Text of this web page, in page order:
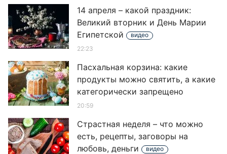
14 апреля – какой праздник:
Великий вторник и День Марии
Египетской
видео
22:23
Пасхальная корзина: какие
продукты можно святить, а какие
категорически запрещено
20:59
Страстная неделя – что можно
есть, рецепты, заговоры на
любовь, деньги
видео